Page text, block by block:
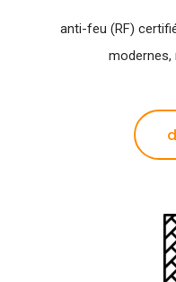
anti-feu (RF)
modernes,